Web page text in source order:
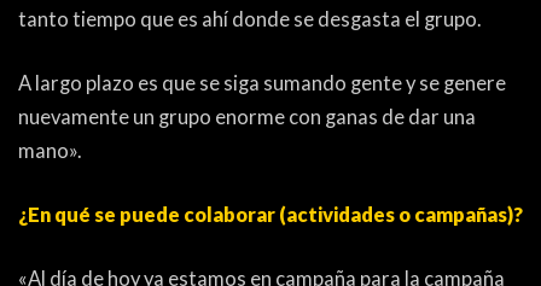
tanto tiempo que es ahí donde se desgasta el grupo.
A largo plazo es que se siga sumando gente y se genere
nuevamente un grupo enorme con ganas de dar una
mano».
¿En qué se puede colaborar (actividades o campañas)?
«Al día de hoy ya estamos en campaña para la campaña